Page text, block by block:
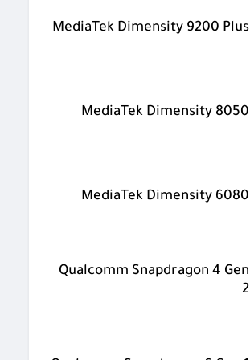
MediaTek Dimensity 9200 Plus
MediaTek Dimensity 8050
MediaTek Dimensity 6080
Qualcomm Snapdragon 4 Gen
2